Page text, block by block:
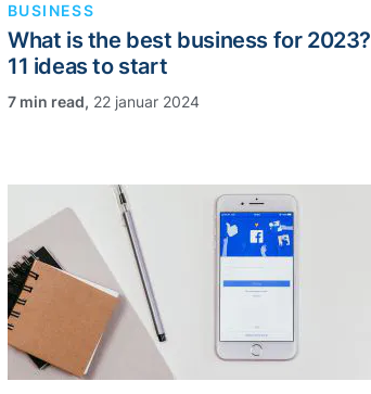
BUSINESS
What is the best business for 2023?
11 ideas to start
, 22 januar 2024